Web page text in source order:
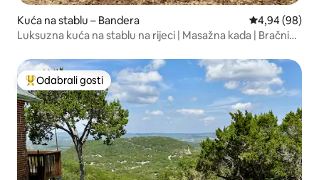
Kuća na stablu – Bandera Prosječna
4,94 (98)
Luksuzna kuća na stablu na rijeci | Masažna kada | Bračni
Među najviše rangiranima s oznakom „Odabrali gosti”
Odabrali gosti